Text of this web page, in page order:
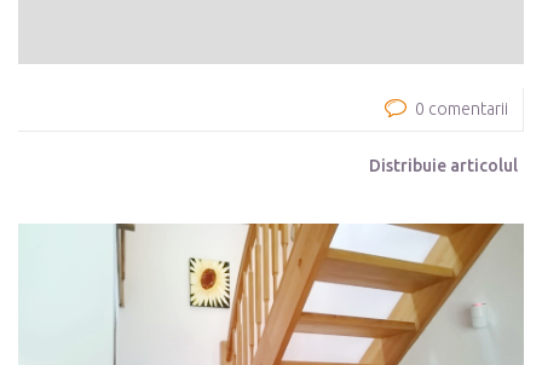
0 comentarii
Distribuie articolul